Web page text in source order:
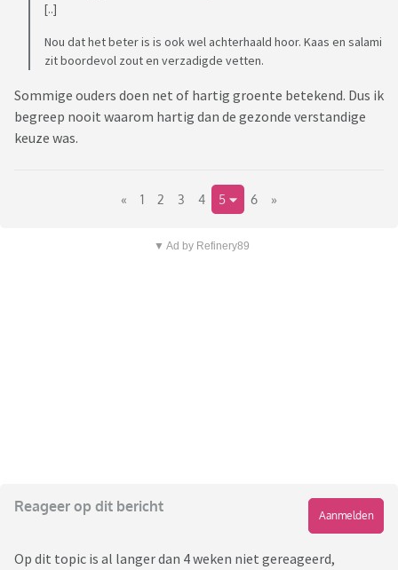
[..]
Nou dat het beter is is ook wel achterhaald hoor. Kaas en salami
zit boordevol zout en verzadigde vetten.
Sommige ouders doen net of hartig groente betekend. Dus ik
begreep nooit waarom hartig dan de gezonde verstandige
keuze was.
« 1 2 3 4 5 6 »
▼ Ad by Refinery89
Reageer op dit bericht
Aanmelden
Op dit topic is al langer dan 4 weken niet gereageerd,